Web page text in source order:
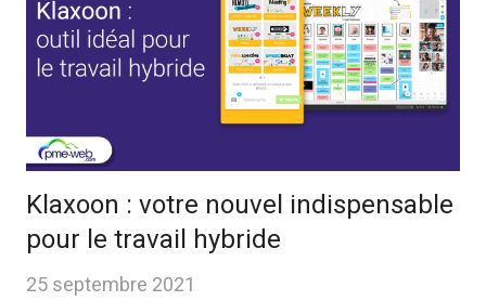
Klaxoon : votre nouvel indispensable
pour le travail hybride
25 septembre 2021